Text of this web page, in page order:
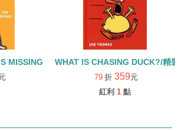
MISSING/精裝WHAT IS CHASING DUCK?/精裝
79 折 359元
紅利 1 點